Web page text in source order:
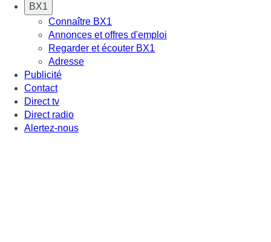
BX1
Connaître BX1
Annonces et offres d'emploi
Regarder et écouter BX1
Adresse
Publicité
Contact
Direct tv
Direct radio
Alertez-nous